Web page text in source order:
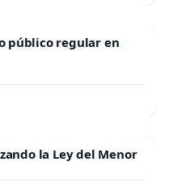
público regular en
la Ley del Menor